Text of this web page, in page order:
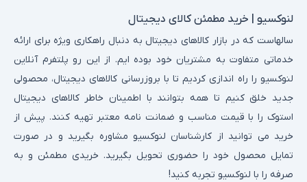
لنوکسیو | خرید مطمئن کالای دیجیتال
سالهاست که در بازار کالاهای دیجیتال به دنبال راهکاری ویژه برای ارائه
خدماتی متفاوت به مشتریان خود بوده ایم. از این رو پلتفرم آنلاین
لنوکسیو را راه اندازی کردیم تا با بروزرسانی کالاهای دیجیتال، محصولی
جدید خلق کنیم تا همه بتوانند با اطمینان خاطر کالاهای دیجیتال
استوک را با قیمت مناسب و ضمانت نامه معتبر تهیه کنند. پیش از
خرید می توانید از کارشناسان لنوکسیو مشاوره بگیرید و در صورت
تمایل محصول خود را حضوری تحویل بگیرید. خریدی مطمئن و به
صرفه را با لنوکسیو تجربه کنید!